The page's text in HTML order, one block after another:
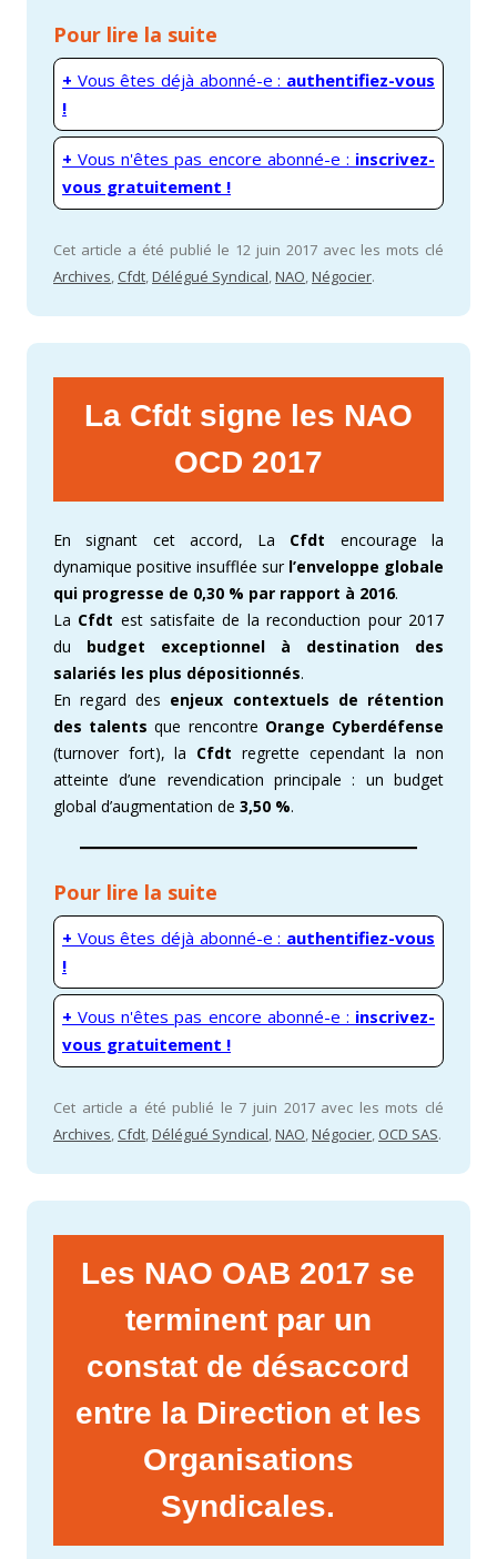
Pour lire la suite
+ Vous êtes déjà abonné-e : authentifiez-vous
!
+ Vous n'êtes pas encore abonné-e : inscrivez-
vous gratuitement !
Cet article a été publié le 12 juin 2017 avec les mots clé
Archives, Cfdt,Délégué Syndical,NAO,Négocier.
La Cfdt signe les NAO
OCD 2017
En signant cet accord, La Cfdt encourage la
dynamique positive insufflée sur l’enveloppe globale
qui progresse de 0,30 % par rapport à 2016.
La Cfdt est satisfaite de la reconduction pour 2017
du budget exceptionnel à destination des
salariés les plus dépositionnés.
En regard des enjeux contextuels de rétention
des talents que rencontre Orange Cyberdéfense
(turnover fort), la Cfdt regrette cependant la non
atteinte d’une revendication principale : un budget
global d’augmentation de 3,50 %.
Pour lire la suite
+ Vous êtes déjà abonné-e : authentifiez-vous
!
+ Vous n'êtes pas encore abonné-e : inscrivez-
vous gratuitement !
Cet article a été publié le 7 juin 2017 avec les mots clé
Archives, Cfdt,Délégué Syndical,NAO,Négocier, OCD SAS.
Les NAO OAB 2017 se
terminent par un
constat de désaccord
entre la Direction et les
Organisations
Syndicales.